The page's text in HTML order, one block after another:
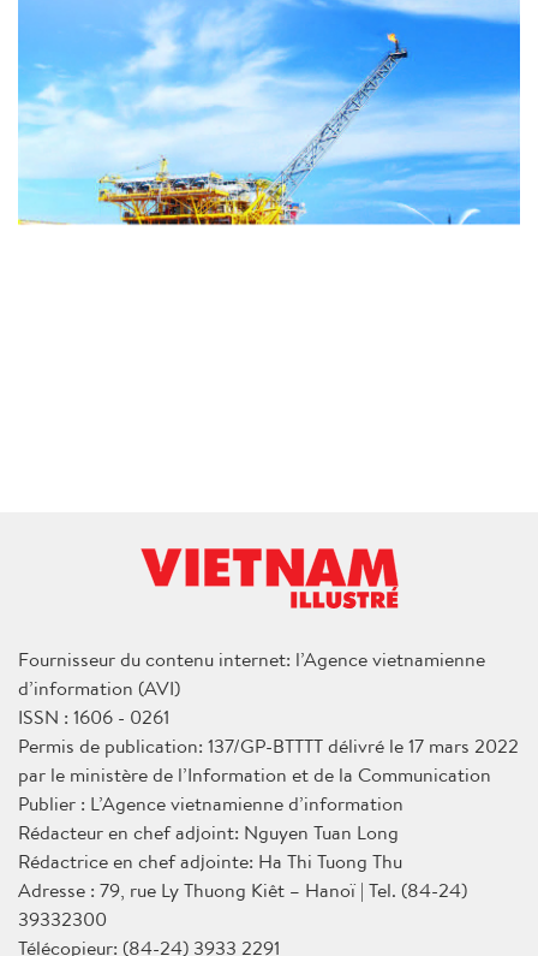
Fournisseur du contenu internet: l’Agence vietnamienne
d’information (AVI)
ISSN : 1606 - 0261
Permis de publication: 137/GP-BTTTT délivré le 17 mars 2022
par le ministère de l’Information et de la Communication
Publier : L’Agence vietnamienne d’information
Rédacteur en chef adjoint: Nguyen Tuan Long
Rédactrice en chef adjointe: Ha Thi Tuong Thu
Adresse : 79, rue Ly Thuong Kiêt – Hanoï | Tel. (84-24)
39332300
Télécopieur: (84-24) 3933 2291